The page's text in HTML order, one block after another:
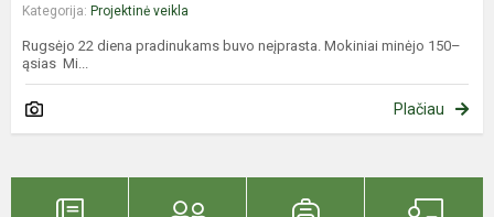
Kategorija: Projektinė veikla
Rugsėjo 22 diena pradinukams buvo neįprasta. Mokiniai minėjo 150­–
ąsias Mi...
Plačiau